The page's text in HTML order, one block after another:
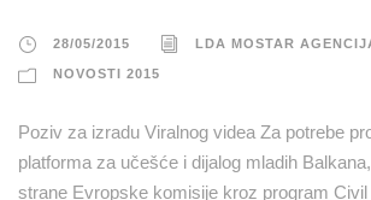
28/05/2015 LDA MOSTAR
NOVOSTI 2015
Poziv za izradu Viralnog videa Za potrebe
platforma za učešće i dijalog mladih
strane Evropske komisije kroz program